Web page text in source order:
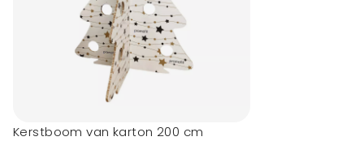
Kerstboom van karton 200 cm